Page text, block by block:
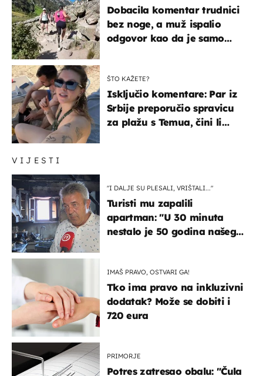
VIJESTI
"I DALJE SU PLESALI, VRIŠTALI..."
Turisti mu zapalili
apartman: "U 30 minuta
nestalo je 50 godina našeg
IMAŠ PRAVO, OSTVARI GA!
Tko ima pravo na inkluzivni
dodatak? Može se dobiti i
720 eura
PRIMORJE
Potres zatresao obalu: "Čula
Dobacila komentar trudnici
bez noge, a muž ispalio
odgovor kao da je samo
ŠTO KAŽETE?
Isključio komentare: Par iz
Srbije preporučio spravicu
za plažu s Temua, čini li